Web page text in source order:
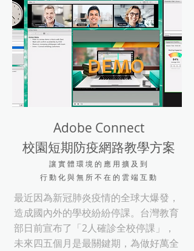
Adobe Connect
校園短期防疫網路教學方案
讓實體環境的應用擴及 到
行動化與無所不在的雲端互動
最近因為新冠肺炎疫情的全球大爆發，
造成國內外的學校紛紛停課。台灣教育
部日前宣布了「2人確診全校停課」，
未來四五個月是最關鍵期，為做好萬全